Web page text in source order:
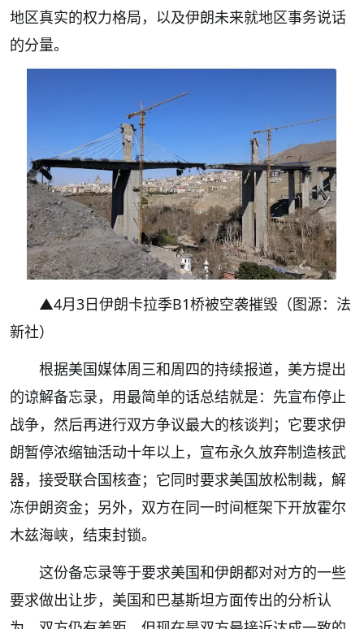
地区真实的权力格局，以及伊朗未来就地区事务说话
的分量。
▲4月3日伊朗卡拉季B1桥被空袭摧毁（图源：法
新社）
根据美国媒体周三和周四的持续报道，美方提出
的谅解备忘录，用最简单的话总结就是：先宣布停止
战争，然后再进行双方争议最大的核谈判；它要求伊
朗暂停浓缩铀活动十年以上，宣布永久放弃制造核武
器，接受联合国核查；它同时要求美国放松制裁，解
冻伊朗资金；另外，双方在同一时间框架下开放霍尔
木兹海峡，结束封锁。
这份备忘录等于要求美国和伊朗都对对方的一些
要求做出让步，美国和巴基斯坦方面传出的分析认